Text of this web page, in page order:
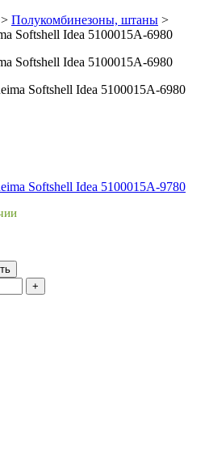
> Полукомбинезоны, штаны >
Softshell Idea 5100015A-6980
Softshell Idea 5100015A-6980
+